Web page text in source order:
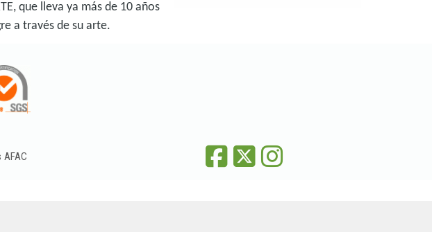
que lleva ya más de 10 años
a través de su arte.